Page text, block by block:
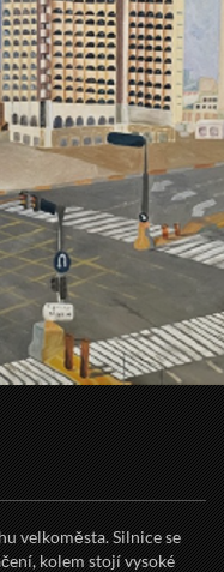
velkoměsta. Silnice se
kolem stojí vysoké